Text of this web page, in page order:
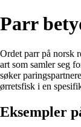
Parr
Ordet parr på norsk
art som samler seg
søker
ørretsfisk i en
Eksempler